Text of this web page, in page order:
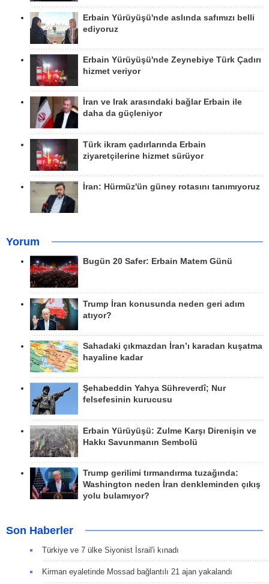
Erbain Yürüyüşü'nde aslında safımızı belli
ediyoruz
Erbain Yürüyüşü'nde Zeynebiye Türk Çadırı
hizmet veriyor
İran ve Irak arasındaki bağlar Erbain ile
daha da güçleniyor
Türk ikram çadırlarında Erbain
ziyaretçilerine hizmet sürüyor
İran: Hürmüz'ün güney rotasını tanımıyoruz
Yorum
Bugün 20 Safer: Erbain Matem Günü
Trump İran konusunda neden geri adım
atıyor?
Sahadaki çıkmazdan İran’ı karadan kuşatma
hayaline kadar
Şehabeddin Yahya Sühreverdî; Nur
felsefesinin kurucusu
Erbain Yürüyüşü: Zulme Karşı Direnişin ve
Hakkı Savunmanın Sembolü
Trump gerilimi tırmandırma tuzağında:
Washington neden İran denkleminden çıkış
yolu bulamıyor?
Son Haberler
Türkiye ve 7 ülke Siyonist İsrail'i kınadı
Kirman eyaletinde Mossad bağlantılı 21 ajan yakalandı